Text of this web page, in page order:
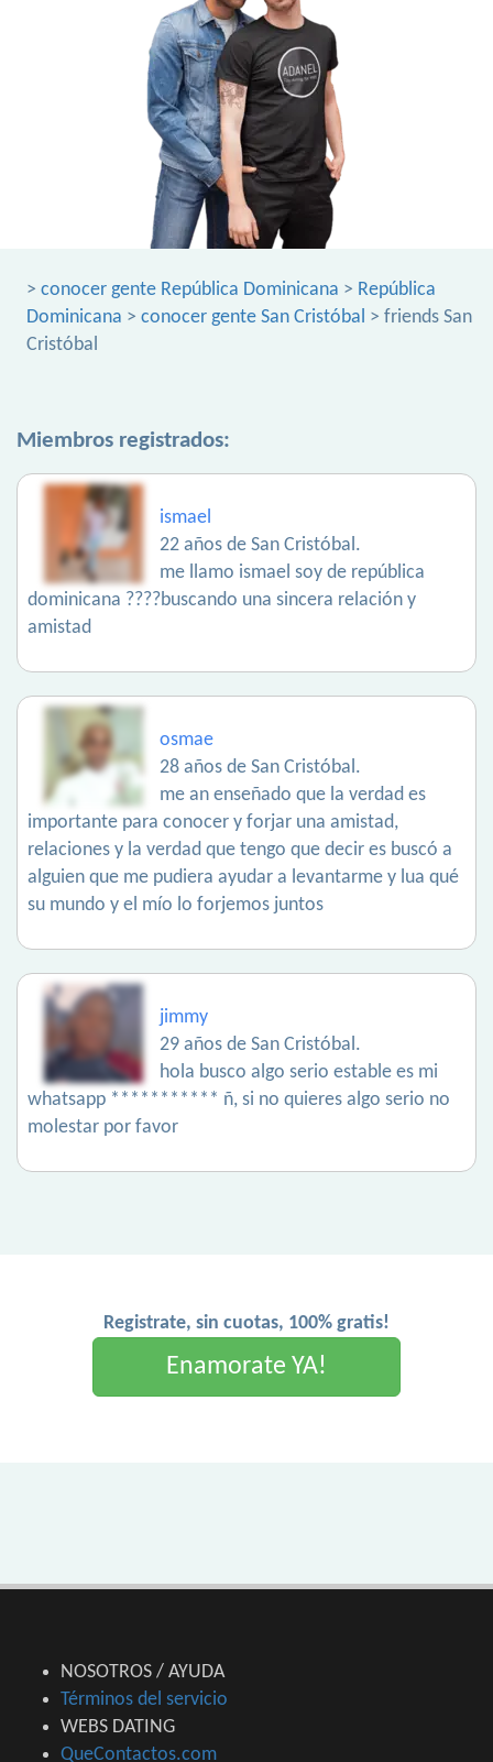
> conocer gente República Dominicana > República
Dominicana > conocer gente San Cristóbal > friends San
Cristóbal
Miembros registrados:
ismael
22 años de San Cristóbal.
me llamo ismael soy de república
dominicana ????buscando una sincera relación y
amistad
osmae
28 años de San Cristóbal.
me an enseñado que la verdad es
importante para conocer y forjar una amistad,
relaciones y la verdad que tengo que decir es buscó a
alguien que me pudiera ayudar a levantarme y lua qué
su mundo y el mío lo forjemos juntos
jimmy
29 años de San Cristóbal.
hola busco algo serio estable es mi
whatsapp *********** ñ, si no quieres algo serio no
molestar por favor
Registrate, sin cuotas, 100% gratis!
Enamorate YA!
NOSOTROS / AYUDA
Términos del servicio
WEBS DATING
QueContactos.com